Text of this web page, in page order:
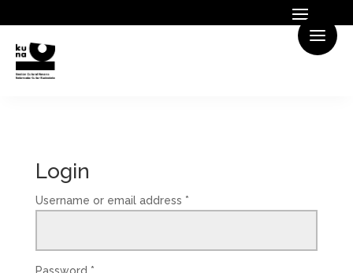
Login
Username or email address *
Password *